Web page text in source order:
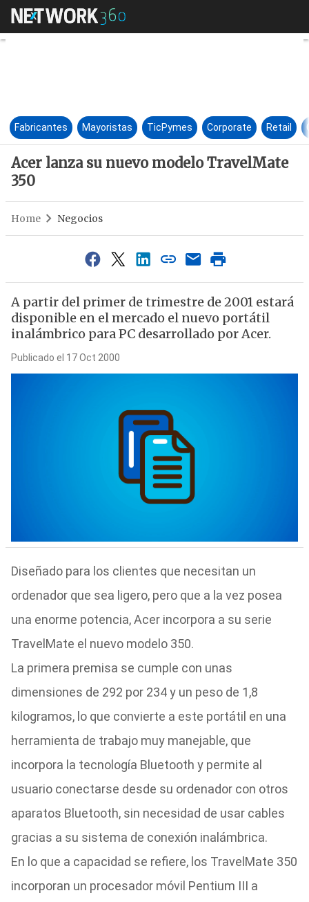
Acer lanza su nuevo modelo
Fabricantes Mayoristas TicPymes Corporate Retail
Acer lanza su nuevo modelo TravelMate
350
Home Negocios
A partir del primer de trimestre de 2001 estará
disponible en el mercado el nuevo portátil
inalámbrico para PC desarrollado por Acer.
Publicado el 17 Oct 2000
Diseñado para los clientes que necesitan un
ordenador que sea ligero, pero que a la vez posea
una enorme potencia, Acer incorpora a su serie
TravelMate el nuevo modelo 350.
La primera premisa se cumple con unas
dimensiones de 292 por 234 y un peso de 1,8
kilogramos, lo que convierte a este portátil en una
herramienta de trabajo muy manejable, que
incorpora la tecnología Bluetooth y permite al
usuario conectarse desde su ordenador con otros
aparatos Bluetooth, sin necesidad de usar cables
gracias a su sistema de conexión inalámbrica.
En lo que a capacidad se refiere, los TravelMate 350
incorporan un procesador móvil Pentium III a